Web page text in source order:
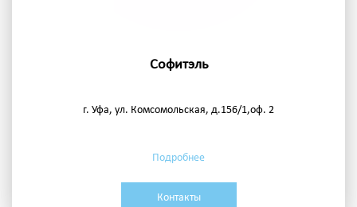
Софитэль
г. Уфа, ул. Комсомольская, д.156/1,оф. 2
Подробнее
Контакты